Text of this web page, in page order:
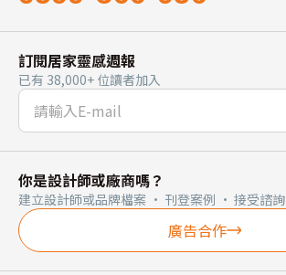
訂閱居家靈感週報
已有 38,000+ 位讀者加入
你是設計師或廠商嗎？
建立設計師或品牌檔案 · 刊登案例 · 接受諮詢
廣告合作